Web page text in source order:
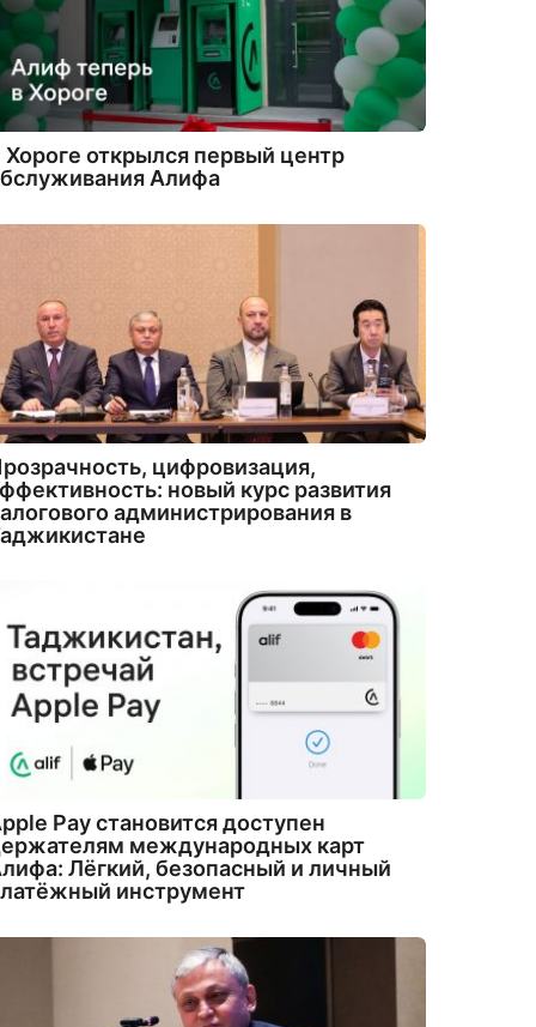
Хороге открылся первый центр
Алифа
цифровизация,
новый курс развития
администрирования в
Pay становится доступен
международных карт
Лёгкий, безопасный и личный
инструмент